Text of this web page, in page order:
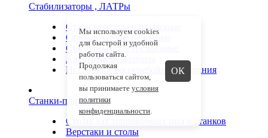
Стабилизаторы , ЛАТРы
Стабилизаторы однофазные
Стабилизаторы релейные
Стабилизаторы трехфазные
Автотрансформаторы
Источники бесперебойного питания
Станки-плиткорезы
Столы для торцовочных пил и станков
Верстаки и столы
Мы используем cookies
для быстрой и удобной
работы сайта.
Продолжая
пользоваться сайтом,
вы принимаете условия
политики
конфиденциальности.
ОК